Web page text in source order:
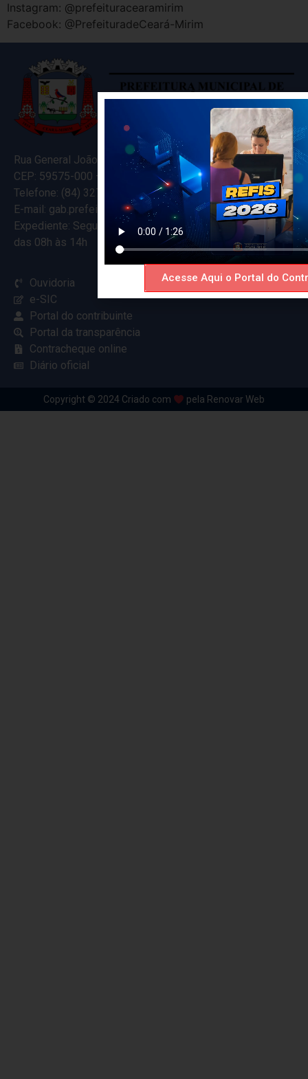
Instagram: @prefeituracearamirim
Facebook: @PrefeituradeCeará-Mirim
Rua General João Varela, 635
CEP: 59575-000 – Ceará-Mirim – RN
Telefone: (84) 3274-5916
E-mail: gab.prefeitocearamirim@gmail.com
Expediente: Segunda à Sexta
das 08h às 14h
Ouvidoria
e-SIC
Portal do contribuinte
Portal da transparência
Contracheque online
Diário oficial
Copyright © 2024 Criado com pela Renovar Web
Acesse Aqui o Portal do